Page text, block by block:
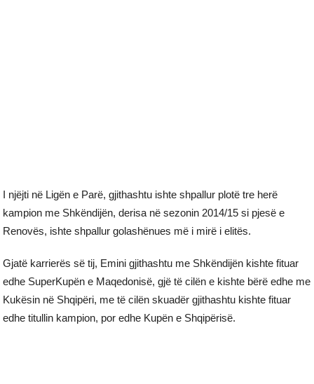
I njëjti në Ligën e Parë, gjithashtu ishte shpallur plotë tre herë
kampion me Shkëndijën, derisa në sezonin 2014/15 si pjesë e
Renovës, ishte shpallur golashënues më i mirë i elitës.
Gjatë karrierës së tij, Emini gjithashtu me Shkëndijën kishte fituar
edhe SuperKupën e Maqedonisë, gjë të cilën e kishte bërë edhe me
Kukësin në Shqipëri, me të cilën skuadër gjithashtu kishte fituar
edhe titullin kampion, por edhe Kupën e Shqipërisë.